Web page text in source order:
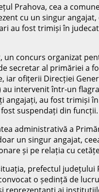
Prahova, cea a
cu un singur angajat,
au fost trimiși în
un concurs organizat
secretar al primăriei a
iar ofițerii Direcției
au intervenit într-un
angajați, au fost trimiși
suspendați din funcții.
administrativă a
un singur angajat,
și pe relația cu
prefectul județului
o ședință de